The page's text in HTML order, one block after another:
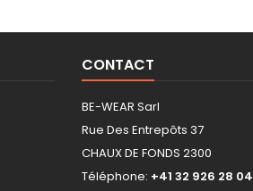
CONTACT
BE-WEAR Sarl
Rue Des Entrepôts 37
CHAUX DE FONDS 2300
Téléphone: +41 32 926 28 04